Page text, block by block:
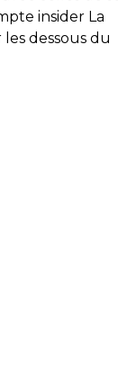
insider La
dessous du